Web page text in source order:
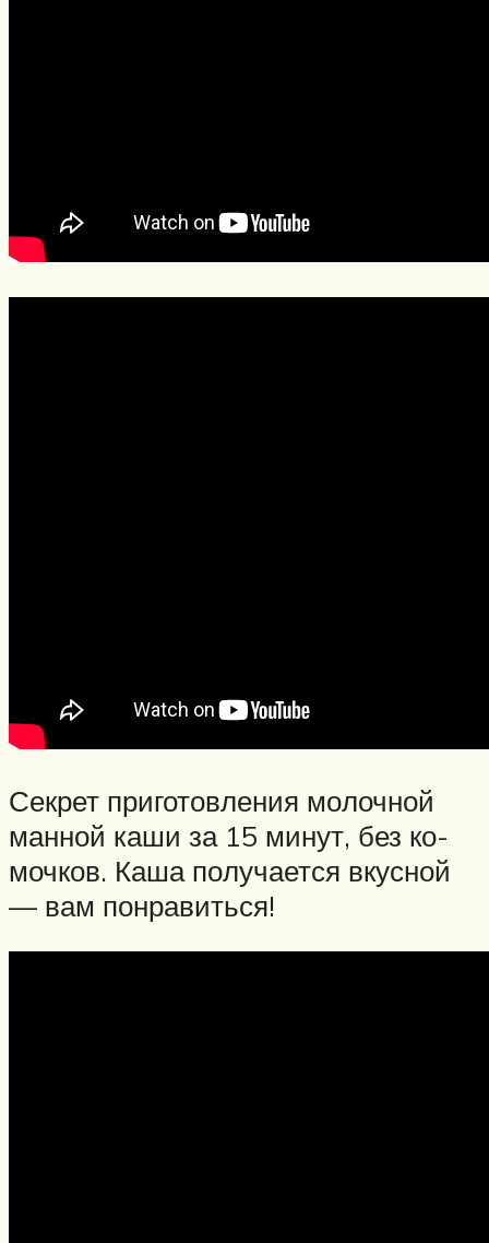
Сек­рет при­готов­ле­ния мо­лоч­ной
ман­ной ка­ши за 15 ми­нут, без ко­
моч­ков. Ка­ша по­луча­ет­ся вкус­ной
— вам пон­ра­вить­ся!